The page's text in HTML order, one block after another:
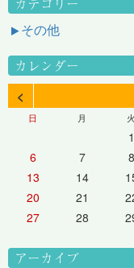
その他
カレンダー
<
日 月 火
1
6
7 8
13
14
20
21
27
28
アーカイブ